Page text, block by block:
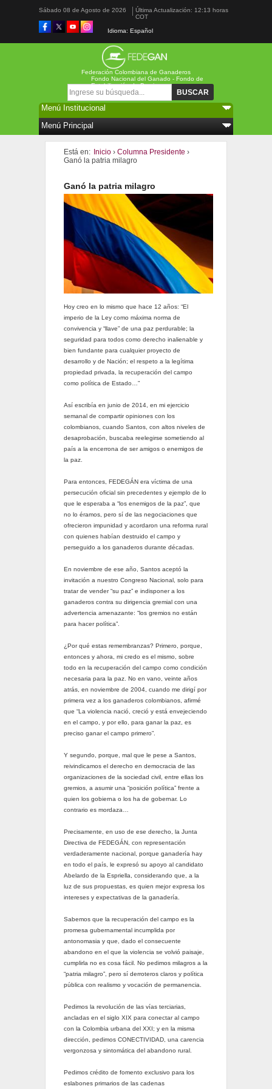
Sábado 08 de Agosto de 2026
Última Actualización: 12:13 horas
COT
Idioma: Español
Federación Colombiana de Ganaderos
Formulario de búsqueda
Fondo Nacional del Ganado - Fondo de
Estabilización de Precios
Está en: Inicio › Columna Presidente ›
Ganó la patria milagro
Ganó la patria milagro
Hoy creo en lo mismo que hace 12 años: “El
imperio de la Ley como máxima norma de
convivencia y “llave” de una paz perdurable; la
seguridad para todos como derecho inalienable y
bien fundante para cualquier proyecto de
desarrollo y de Nación; el respeto a la legítima
propiedad privada, la recuperación del campo
como política de Estado…”
Así escribía en junio de 2014, en mi ejercicio
semanal de compartir opiniones con los
colombianos, cuando Santos, con altos niveles de
desaprobación, buscaba reelegirse sometiendo al
país a la encerrona de ser amigos o enemigos de
la paz.
Para entonces, FEDEGÁN era víctima de una
persecución oficial sin precedentes y ejemplo de lo
que le esperaba a “los enemigos de la paz”, que
no lo éramos, pero sí de las negociaciones que
ofrecieron impunidad y acordaron una reforma rural
con quienes habían destruido el campo y
perseguido a los ganaderos durante décadas.
En noviembre de ese año, Santos aceptó la
invitación a nuestro Congreso Nacional, solo para
tratar de vender “su paz” e indisponer a los
ganaderos contra su dirigencia gremial con una
advertencia amenazante: “los gremios no están
para hacer política”.
¿Por qué estas remembranzas? Primero, porque,
entonces y ahora, mi credo es el mismo, sobre
todo en la recuperación del campo como condición
necesaria para la paz. No en vano, veinte años
atrás, en noviembre de 2004, cuando me dirigí por
primera vez a los ganaderos colombianos, afirmé
que “La violencia nació, creció y está envejeciendo
en el campo, y por ello, para ganar la paz, es
preciso ganar el campo primero”.
Y segundo, porque, mal que le pese a Santos,
reivindicamos el derecho en democracia de las
organizaciones de la sociedad civil, entre ellas los
gremios, a asumir una “posición política” frente a
quien los gobierna o los ha de gobernar. Lo
contrario es mordaza…
Precisamente, en uso de ese derecho, la Junta
Directiva de FEDEGÁN, con representación
verdaderamente nacional, porque ganadería hay
en todo el país, le expresó su apoyo al candidato
Abelardo de la Espriella, considerando que, a la
luz de sus propuestas, es quien mejor expresa los
intereses y expectativas de la ganadería.
Sabemos que la recuperación del campo es la
promesa gubernamental incumplida por
antonomasia y que, dado el consecuente
abandono en el que la violencia se volvió paisaje,
cumplirla no es cosa fácil. No pedimos milagros a la
“patria milagro”, pero sí derroteros claros y política
pública con realismo y vocación de permanencia.
Pedimos la revolución de las vías terciarias,
ancladas en el siglo XIX para conectar al campo
con la Colombia urbana del XXI; y en la misma
dirección, pedimos CONECTIVIDAD, una carencia
vergonzosa y sintomática del abandono rural.
Pedimos crédito de fomento exclusivo para los
eslabones primarios de las cadenas